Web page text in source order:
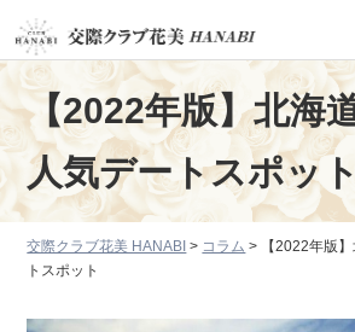
【2022年版】北海
人気デートスポッ
交際クラブ花美 HANABI > コラム >
【2022年版
トスポット